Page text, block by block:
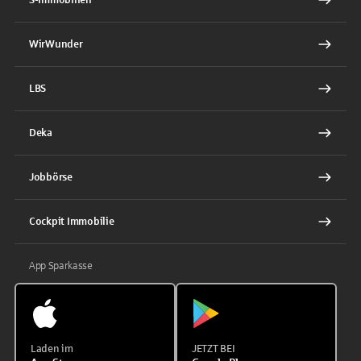
WirWunder
LBS
Deka
Jobbörse
Cockpit Immobilie
App Sparkasse
Laden im JETZT BEI